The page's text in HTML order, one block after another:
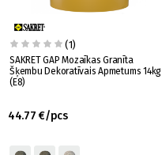
(1)
SAKRET GAP Mozaīkas Granīta
Šķembu Dekoratīvais Apmetums 14kg
(E8)
44.77 €/pcs